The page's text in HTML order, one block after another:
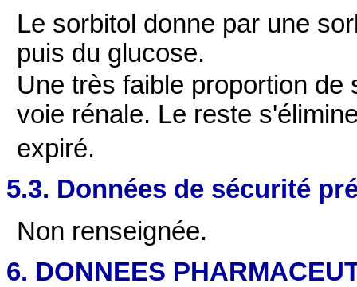
Le sorbitol donne par une
puis du glucose.
Une très faible proportion
voie rénale. Le reste
expiré.
5.3. Données de sécurité
Non renseignée.
6. DONNEES